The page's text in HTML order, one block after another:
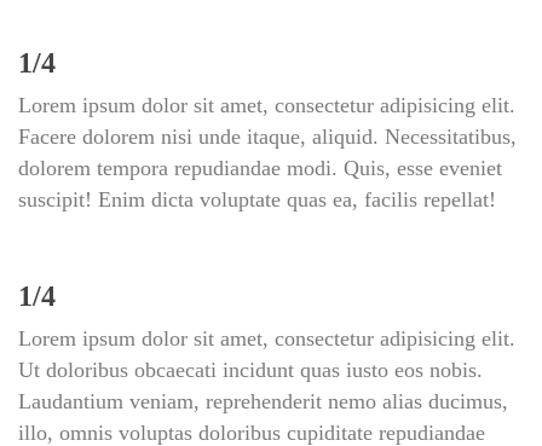
1/4
Lorem ipsum dolor sit amet, consectetur adipisicing elit.
Facere dolorem nisi unde itaque, aliquid. Necessitatibus,
dolorem tempora repudiandae modi. Quis, esse eveniet
uscipit! Enim dicta voluptate quas ea, facilis repellat!
1/4
Lorem ipsum dolor sit amet, consectetur adipisicing elit.
Ut doloribus obcaecati incidunt quas iusto eos nobis.
Laudantium veniam, reprehenderit nemo alias ducimus,
illo, omnis voluptas doloribus cupiditate repudiandae